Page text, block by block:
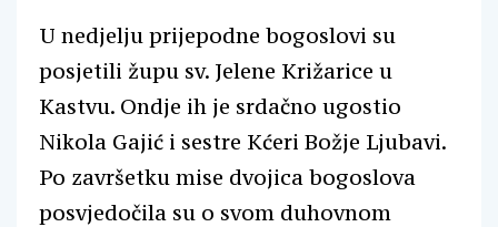
U nedjelju prijepodne bogoslovi su
posjetili župu sv. Jelene Križarice u
Kastvu. Ondje ih je srdačno ugostio
Nikola Gajić i sestre Kćeri Božje Ljubavi.
Po završetku mise dvojica bogoslova
posvjedočila su o svom duhovnom